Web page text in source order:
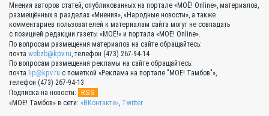
Мнения авторов статей, опубликованных на портале «МОЁ! Online», материалов,
размещённых в разделах «Мнения», «Народные новости», а также
комментариев пользователей к материалам сайта могут не совпадать
с позицией редакции газеты «МОЁ!» и портала «МОЁ! Online».
По вопросам размещения материалов на сайте обращайтесь:
почта webzb@kpv.ru, телефон (473) 267-94-14
По вопросам размещения рекламы на сайте обращайтесь:
почта lip@kpv.ru с пометкой «Реклама на портале "МОЁ! Тамбов"»,
телефон (473) 267-94-13
Подписка на новости:
RSS
«МОЁ! Тамбов» в сети: «ВКонтакте», Twitter